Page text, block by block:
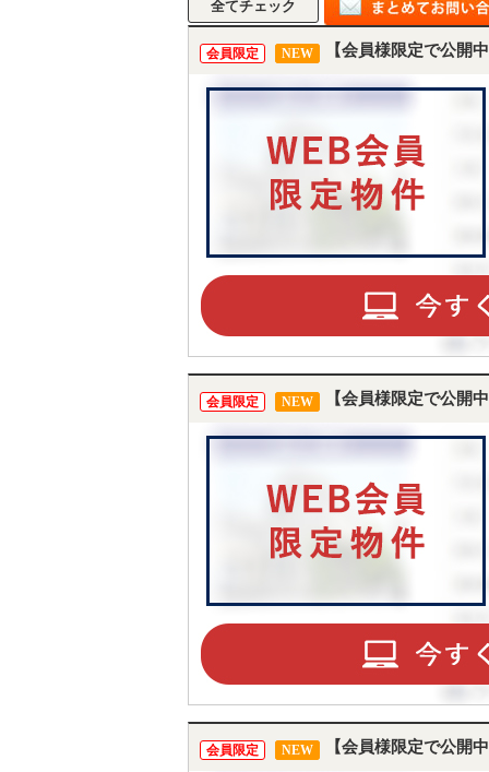
会員限定 NEW 【会員様限定で公開
会員限定 NEW 【会員様限定で公開
会員限定 NEW 【会員様限定で公開